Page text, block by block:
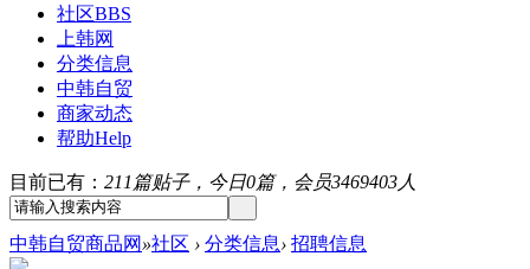
社区BBS
上韩网
分类信息
中韩自贸
商家动态
帮助Help
目前已有： 211篇贴子，今日0篇，会员3469403人
中韩自贸商品网 »社区 › 分类信息› 招聘信息